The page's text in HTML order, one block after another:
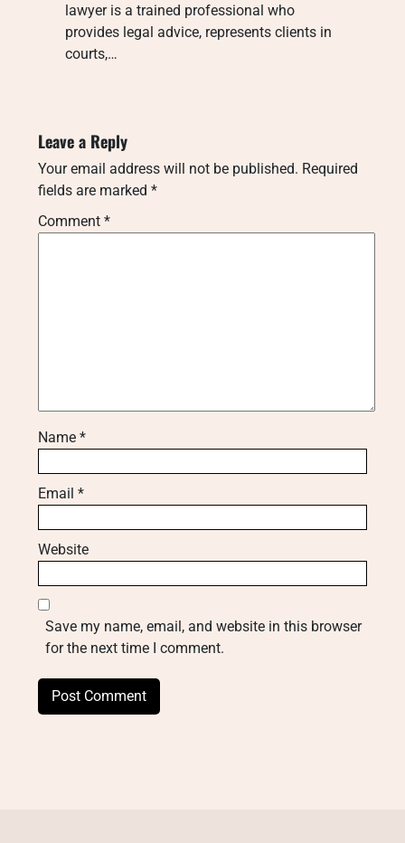
lawyer is a trained professional who
provides legal advice, represents clients in
courts,…
Leave a Reply
Your email address will not be published. Required
fields are marked *
Comment *
Name *
Email *
Website
Save my name, email, and website in this browser
for the next time I comment.